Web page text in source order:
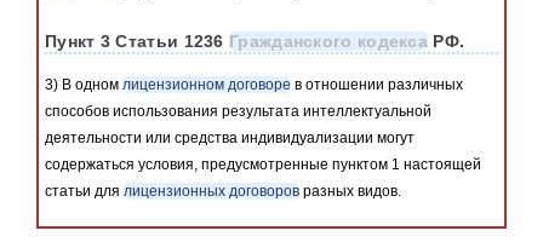
Пункт 3 Статьи 1236Гражданского кодекса РФ.
3) В одном лицензионном договоре в отношении различных
способов использования результата интеллектуальной
деятельности или средства индивидуализации могут
содержаться условия, предусмотренные пунктом 1 настоящей
статьи для лицензионных договоров разных видов.